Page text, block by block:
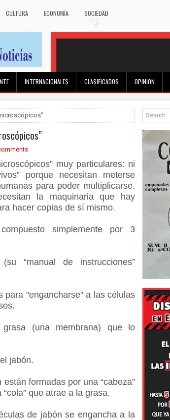
CULTURA ECONOMÍA SOCIEDAD
INTERNACIONALES CLASIFICADOS OPINION
muy particulares: ni
porque necesitan meterse
para poder multiplicarse.
la maquinaria que hay
hacer copias de sí mismo.
simplemente por 3
“manual de instrucciones”
para "engancharse" a las células
(una membrana) que lo
jabón.
formadas por una “cabeza”
que atrae a la grasa.
de jabón se engancha a la